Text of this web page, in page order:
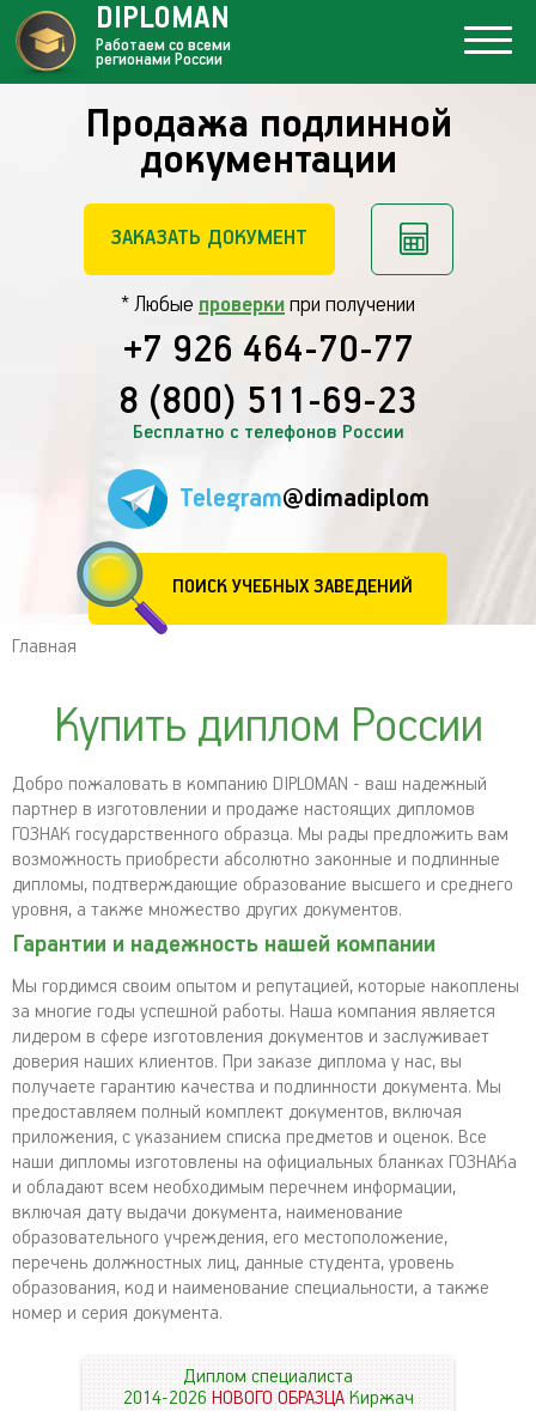
Продажа подлинной
документации
ЗАКАЗАТЬ ДОКУМЕНТ
* Любые проверки при получении
+7 926 464-70-77
8 (800) 511-69-23
Бесплатно с телефонов России
Telegram@dimadiplom
ПОИСК УЧЕБНЫХ ЗАВЕДЕНИЙ
DIPLOMAN
Работаем со всеми
регионами России
Главная
Купить диплом России
Добро пожаловать в компанию DIPLOMAN - ваш надежный
партнер в изготовлении и продаже настоящих дипломов
ГОЗНАК государственного образца. Мы рады предложить вам
возможность приобрести абсолютно законные и подлинные
дипломы, подтверждающие образование высшего и среднего
уровня, а также множество других документов.
Гарантии и надежность нашей компании
Мы гордимся своим опытом и репутацией, которые накоплены
за многие годы успешной работы. Наша компания является
лидером в сфере изготовления документов и заслуживает
доверия наших клиентов. При заказе диплома у нас, вы
получаете гарантию качества и подлинности документа. Мы
предоставляем полный комплект документов, включая
приложения, с указанием списка предметов и оценок. Все
наши дипломы изготовлены на официальных бланках ГОЗНАКа
и обладают всем необходимым перечнем информации,
включая дату выдачи документа, наименование
образовательного учреждения, его местоположение,
перечень должностных лиц, данные студента, уровень
образования, код и наименование специальности, а также
номер и серия документа.
Диплом специалиста
2014-2026НОВОГО ОБРАЗЦАКиржач